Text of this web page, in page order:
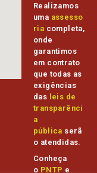
Realizamos
uma assesso
ria completa,
onde
garantimos
em contrato
que todas as
exigências
das leis de
transparênci
a
pública serã
o atendidas.
Conheça
o PNTP e